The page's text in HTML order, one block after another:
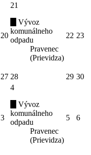
20
21
Vývoz
komunálneho
odpadu
Pravenec
(Prievidza)
22 23
27 28 29 30
3
4
Vývoz
komunálneho
odpadu
Pravenec
(Prievidza)
5 6